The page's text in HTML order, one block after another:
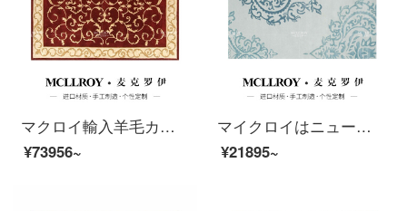
マクロイ輸入羊毛カスタムカーペットヨーロッパ式北欧現代中国式客間茶何畳畳畳部屋ベッドの前に畳の大地のカーペットO 017-1【上質輸入羊毛】3*4 M
¥73956~
マイクロイはニュージーランドから輸入した羊毛手作りオーダーメイド現代簡単な欧米式のリビングルームのソファー茶畳書斎茶室のベッドルームの畳畳敷敷布団O 030-12【上質な輸入羊毛】1600 MM*2300 MM
¥21895~